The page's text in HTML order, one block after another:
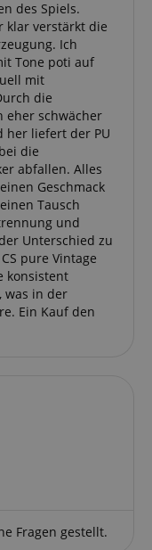
des Spiels.
klar verstärkt die
Ich
Tone poti auf
mit
die
eher schwächer
her liefert der PU
die
abfallen. Alles
Geschmack
Tausch
und
Unterschied zu
pure Vintage
konsistent
was in der
Ein Kauf den
Fragen gestellt.